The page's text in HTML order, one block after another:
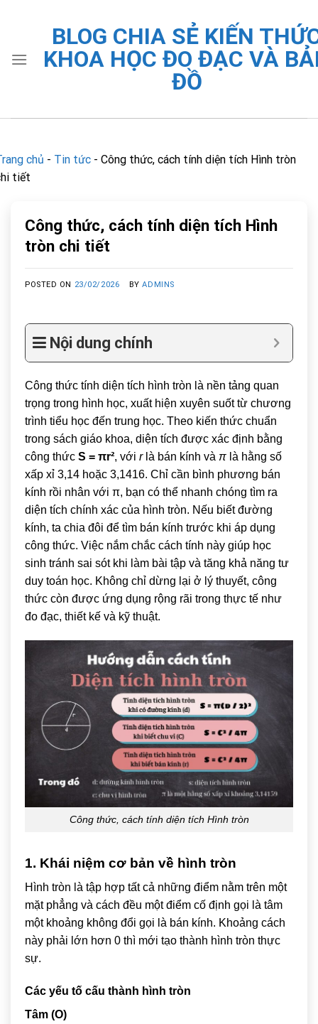
BLOG CHIA SẺ KIẾN
KHOA HỌC ĐO ĐẠC VÀ
ĐỒ
chủ - Tin tức - Công thức, cách tính diện tích Hình tròn
tiết
Công thức, cách tính diện tích Hình
tròn chi tiết
POSTED ON 23/02/2026 BYADMINS
Nội dung chính
Công thức tính diện tích hình tròn là nền tảng quan
trọng trong hình học, xuất hiện xuyên suốt từ chương
trình tiểu học đến trung học. Theo kiến thức chuẩn
trong sách giáo khoa, diện tích được xác định bằng
công thức S = πr², với rlà bán kính và π là hằng số
xấp xỉ 3,14 hoặc 3,1416. Chỉ cần bình phương bán
kính rồi nhân với π, bạn có thể nhanh chóng tìm ra
diện tích chính xác của hình tròn. Nếu biết đường
kính, ta chia đôi để tìm bán kính trước khi áp dụng
công thức. Việc nắm chắc cách tính này giúp học
sinh tránh sai sót khi làm bài tập và tăng khả năng tư
duy toán học. Không chỉ dừng lại ở lý thuyết, công
thức còn được ứng dụng rộng rãi trong thực tế như
đo đạc, thiết kế và kỹ thuật.
Công thức, cách tính diện tích Hình tròn
1. Khái niệm cơ bản về hình tròn
Hình tròn là tập hợp tất cả những điểm nằm trên một
mặt phẳng và cách đều một điểm cố định gọi là tâm
một khoảng không đổi gọi là bán kính. Khoảng cách
này phải lớn hơn 0 thì mới tạo thành hình tròn thực
sự.
Các yếu tố cấu thành hình tròn
Tâm (O)